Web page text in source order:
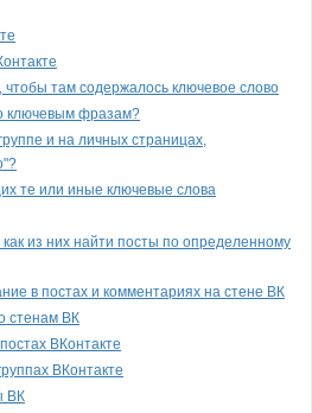
там содержалось ключевое слово
ключевым фразам?
и на личных страницах,
те или иные ключевые слова
как из них найти посты по определенному
в постах и комментариях на стене ВК
стенам ВК
ВКонтакте
ВКонтакте
ВК